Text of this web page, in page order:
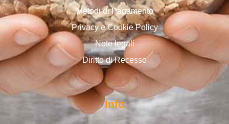
Metodi di Pagamento
Privacy e Cookie Policy
Note legali
Diritto di Recesso
Info